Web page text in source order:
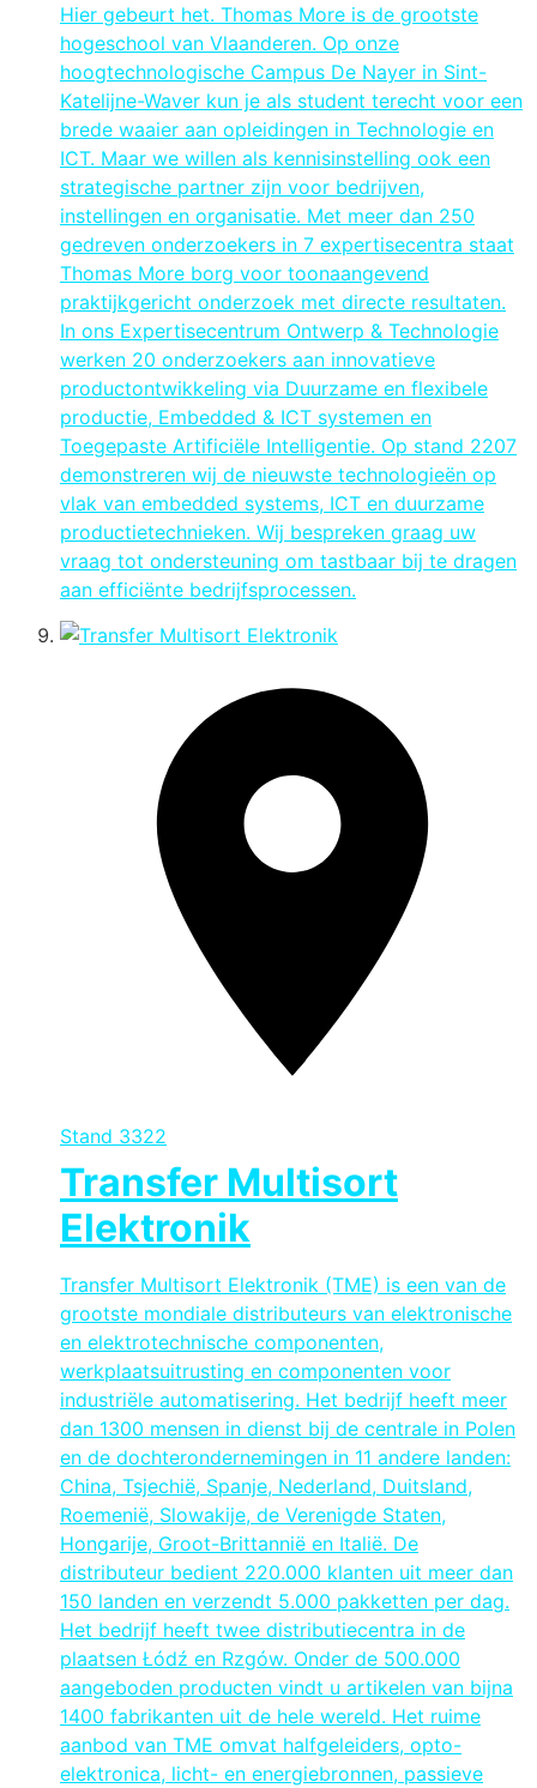
Hier gebeurt het. Thomas More is de grootste
hogeschool van Vlaanderen. Op onze
hoogtechnologische Campus De Nayer in Sint-
Katelijne-Waver kun je als student terecht voor een
brede waaier aan opleidingen in Technologie en
ICT. Maar we willen als kennisinstelling ook een
strategische partner zijn voor bedrijven,
instellingen en organisatie. Met meer dan 250
gedreven onderzoekers in 7 expertisecentra staat
Thomas More borg voor toonaangevend
praktijkgericht onderzoek met directe resultaten.
In ons Expertisecentrum Ontwerp & Technologie
werken 20 onderzoekers aan innovatieve
productontwikkeling via Duurzame en flexibele
productie, Embedded & ICT systemen en
Toegepaste Artificiële Intelligentie. Op stand 2207
demonstreren wij de nieuwste technologieën op
vlak van embedded systems, ICT en duurzame
productietechnieken. Wij bespreken graag uw
vraag tot ondersteuning om tastbaar bij te dragen
aan efficiënte bedrijfsprocessen.
Stand 3322
Transfer Multisort
Elektronik
Transfer Multisort Elektronik (TME) is een van de
grootste mondiale distributeurs van elektronische
en elektrotechnische componenten,
werkplaatsuitrusting en componenten voor
industriële automatisering. Het bedrijf heeft meer
dan 1300 mensen in dienst bij de centrale in Polen
en de dochterondernemingen in 11 andere landen:
China, Tsjechië, Spanje, Nederland, Duitsland,
Roemenië, Slowakije, de Verenigde Staten,
Hongarije, Groot-Brittannië en Italië. De
distributeur bedient 220.000 klanten uit meer dan
150 landen en verzendt 5.000 pakketten per dag.
Het bedrijf heeft twee distributiecentra in de
plaatsen Łódź en Rzgów. Onder de 500.000
aangeboden producten vindt u artikelen van bijna
1400 fabrikanten uit de hele wereld. Het ruime
aanbod van TME omvat halfgeleiders, opto-
elektronica, licht- en energiebronnen, passieve